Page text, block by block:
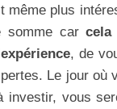
même plus
somme carcela
, de
Le jour où
investir, vous